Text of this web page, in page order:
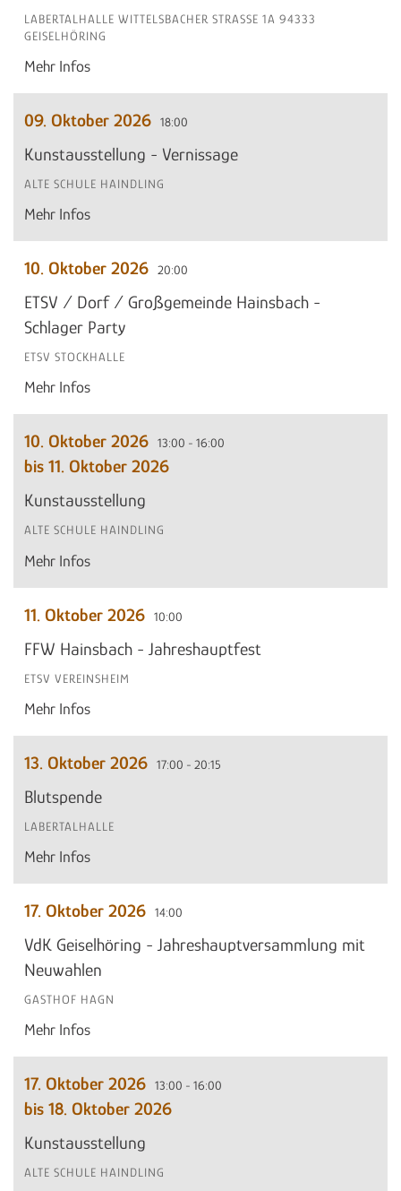
LABERTALHALLE WITTELSBACHER STRASSE 1A 94333 G
EISELHÖRING
Mehr Infos
09. Oktober 2026 18:00
Kunstausstellung - Vernissage
ALTE SCHULE HAINDLING
Mehr Infos
10. Oktober 2026 20:00
ETSV / Dorf / Großgemeinde Hainsbach -
Schlager Party
ETSV STOCKHALLE
Mehr Infos
10. Oktober 2026 13:00 - 16:00
bis 11. Oktober 2026
Kunstausstellung
ALTE SCHULE HAINDLING
Mehr Infos
11. Oktober 2026 10:00
FFW Hainsbach - Jahreshauptfest
ETSV VEREINSHEIM
Mehr Infos
13. Oktober 2026 17:00 - 20:15
Blutspende
LABERTALHALLE
Mehr Infos
17. Oktober 2026 14:00
VdK Geiselhöring - Jahreshauptversammlung mit
Neuwahlen
GASTHOF HAGN
Mehr Infos
17. Oktober 2026 13:00 - 16:00
bis 18. Oktober 2026
Kunstausstellung
ALTE SCHULE HAINDLING